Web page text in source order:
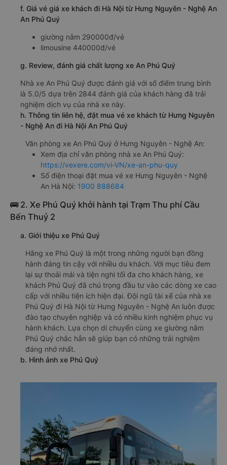
f. Giá vé giá xe khách đi Hà Nội từ Hưng Nguyên - Nghệ An
An Phú Quý
giường nằm 290000đ/vé
limousine 440000đ/vé
g. Review, đánh giá chất lượng xe An Phú Quý
Nhà xe An Phú Quý được đánh giá với số điểm trung bình
là 5.0/5 dựa trên 2844 đánh giá của khách hàng đã trải
nghiệm dịch vụ của nhà xe này.
h. Thông tin liên hệ, đặt mua vé xe khách từ Hưng Nguyên
- Nghệ An đi Hà Nội An Phú Quý
Văn phòng xe An Phú Quý ở Hưng Nguyên - Nghệ An:
Xem địa chỉ văn phòng nhà xe An Phú Quý:
https://vexere.com/vi-VN/xe-an-phu-quy
Số điện thoại đặt mua vé xe Hưng Nguyên - Nghệ
An Hà Nội: 1900 888684
🚌 2. Xe Phú Quý khởi hành tại Trạm Thu phí Cầu
Bến Thuỷ 2
a. Giới thiệu xe Phú Quý
Hãng xe Phú Quý là một trong những người bạn đồng
hành đáng tin cậy với nhiều du khách. Với mục tiêu đem
lại sự thoải mái và tiện nghi tối đa cho khách hàng, xe
khách Phú Quý đã chú trọng đầu tư vào các dòng xe cao
cấp với nhiều tiện ích hiện đại. Đội ngũ tài xế của nhà xe
Phú Quý đi Hà Nội từ Hưng Nguyên - Nghệ An luôn được
đào tạo chuyên nghiệp và có nhiều kinh nghiệm phục vụ
hành khách. Lựa chọn di chuyển cùng xe giường nằm
Phú Quý chắc hẳn sẽ giúp bạn có những trải nghiệm
đáng nhớ nhất.
b. Hình ảnh xe Phú Quý